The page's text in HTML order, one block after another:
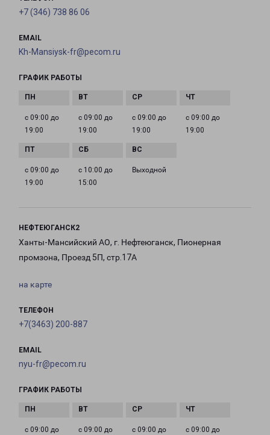
+7 (346) 738 86 06
EMAIL
Kh-Mansiysk-fr@pecom.ru
ГРАФИК РАБОТЫ
с 09:00 до
19:00
с 09:00 до
19:00
с 09:00 до
19:00
с 09:00 до
19:00
с 09:00 до
19:00
с 10:00 до
15:00
Выходной
НЕФТЕЮГАНСК2
Ханты-Мансийский АО, г. Нефтеюганск, Пионерная
промзона, Проезд 5П, стр.17А
на карте
ТЕЛЕФОН
+7(3463) 200-887
EMAIL
nyu-fr@pecom.ru
ГРАФИК РАБОТЫ
с 09:00 до
с 09:00 до
с 09:00 до
с 09:00 до